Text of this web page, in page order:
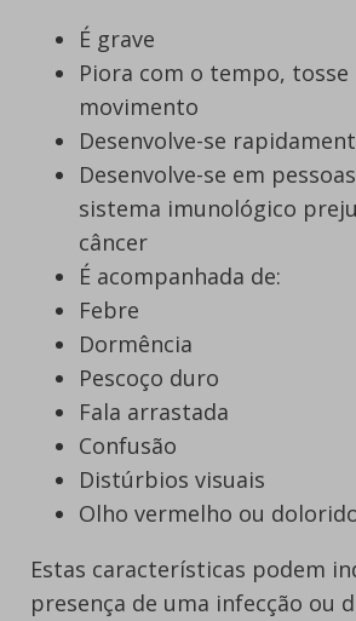
É grave
Piora com o tempo, tosse
movimento
Desenvolve-se
Desenvolve-se em
sistema imunológico
câncer
É acompanhada de:
Febre
Dormência
Pescoço duro
Fala arrastada
Confusão
Distúrbios visuais
Olho vermelho ou
Estas características podem
presença de uma infecção ou